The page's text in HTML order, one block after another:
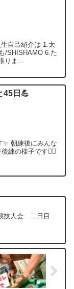
自己紹介は 1.太
/SHISHAMO 6.た
りま...
45日💪
朝練後にみんな
練の様子です🏊‍♂️
技大会 二日目